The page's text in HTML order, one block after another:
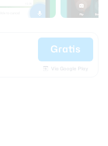
Gratis
Via Google Play